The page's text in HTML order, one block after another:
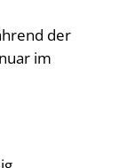
der
im